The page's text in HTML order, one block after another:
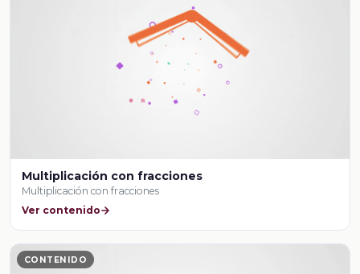
Multiplicación con fracciones
Multiplicación con fracciones
Ver contenido
CONTENIDO